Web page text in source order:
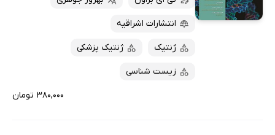
پربحث‌ها
ارزان ترین‌هاانتشارات اشراقیه
ژنتیک ژنتیک پزشکی
زیست شناسی
۳۸۰,۰۰۰ تومان